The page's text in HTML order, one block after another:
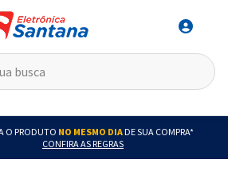
O PRODUTO NO MESMO DIADE SUA COMPRA*
CONFIRA AS REGRAS